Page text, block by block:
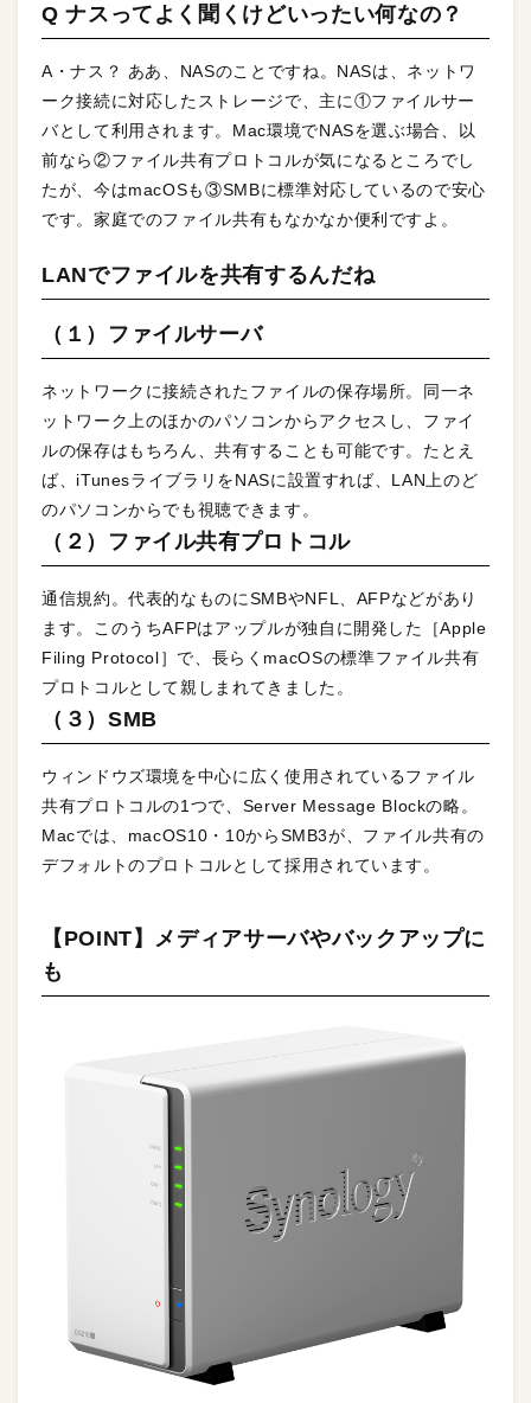
Q ナスってよく聞くけどいったい何なの？
A・ナス？ ああ、NASのことですね。NASは、ネットワ
ーク接続に対応したストレージで、主に①ファイルサー
バとして利用されます。Mac環境でNASを選ぶ場合、以
前なら②ファイル共有プロトコルが気になるところでし
たが、今はmacOSも③SMBに標準対応しているので安心
です。家庭でのファイル共有もなかなか便利ですよ。
LANでファイルを共有するんだね
（１）ファイルサーバ
ネットワークに接続されたファイルの保存場所。同一ネ
ットワーク上のほかのパソコンからアクセスし、ファイ
ルの保存はもちろん、共有することも可能です。たとえ
ば、iTunesライブラリをNASに設置すれば、LAN上のど
のパソコンからでも視聴できます。
（２）ファイル共有プロトコル
通信規約。代表的なものにSMBやNFL、AFPなどがあり
ます。このうちAFPはアップルが独自に開発した［Apple
Filing Protocol］で、長らくmacOSの標準ファイル共有
プロトコルとして親しまれてきました。
（３）SMB
ウィンドウズ環境を中心に広く使用されているファイル
共有プロトコルの1つで、Server Message Blockの略。
Macでは、macOS10・10からSMB3が、ファイル共有の
デフォルトのプロトコルとして採用されています。
【POINT】メディアサーバやバックアップに
も